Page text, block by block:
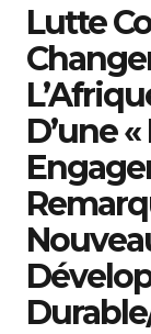
Lutte
D’une